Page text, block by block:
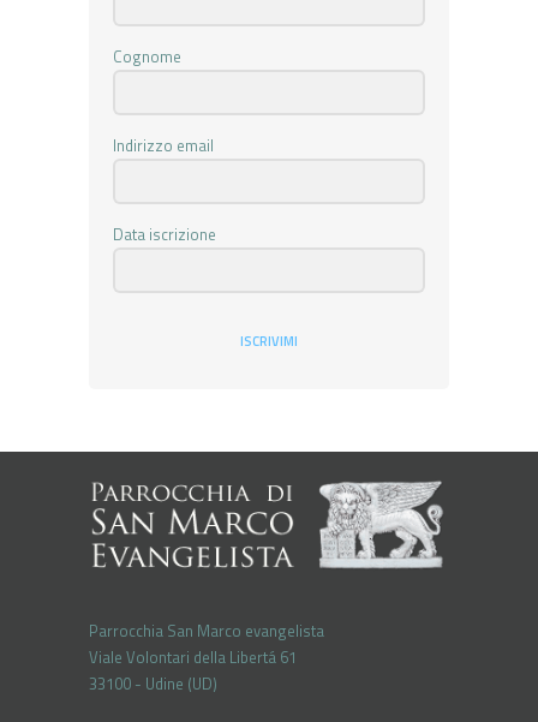
Cognome
Indirizzo email
Data iscrizione
ISCRIVIMI
Parrocchia San Marco evangelista
Viale Volontari della Libertá 61
33100 - Udine (UD)